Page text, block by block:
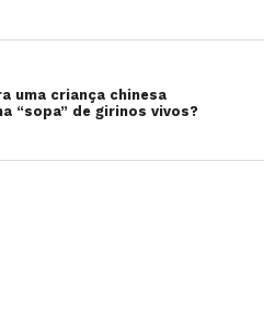
uma criança chinesa
“sopa” de girinos vivos?